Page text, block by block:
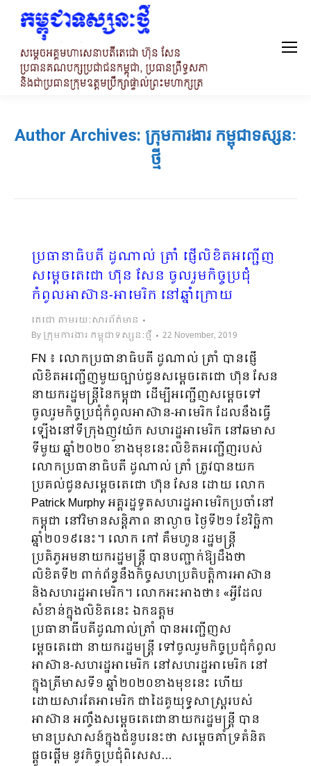
Author Archives: ក្រុមការងារ កម្ពុជាទស្សនៈ
ថ្មី
ប្រធានាធិបតី ដូណាល់ ត្រាំ ផ្ញើលិខិតអញ្ជើញ
សម្តេចតេជោ ហ៊ុន សែន ចូលរួមកិច្ចប្រជុំ
កំពូលអាស៊ាន-អាមេរិក នៅឆ្នាំក្រោយ
តេជោ តាមរយៈសារព័ត៌មាន
By ក្រុមការងារ កម្ពុជាទស្សនៈថ្មី 22 November, 2019
FN ៖ លោកប្រធានាធិបតី ដូណាល់ ត្រាំ បានផ្ញើ
លិខិតអញ្ជើញមួយច្បាប់ជូនសម្តេចតេជោ ហ៊ុន សែន
នាយករដ្ឋមន្រ្តីនៃកម្ពុជា ដើម្បីអញ្ជើញសម្តេចទៅ
ចូលរួមកិច្ចប្រជុំកំពូលអាស៊ាន-អាមេរិក ដែលនឹងធ្វើ
ឡើងនៅទីក្រុងញូវយ៉ក សហរដ្ឋអាមេរិក នៅឆមាស
ទីមួយ ឆ្នាំ២០២០ ខាងមុខនេះលិខិតអញ្ជើញរបស់
លោកប្រធានាធិបតី ដូណាល់ ត្រាំ ត្រូវបានយក
ប្រគល់ជូនសម្តេចតេជោ ហ៊ុន សែន ដោយ លោក
Patrick Murphy អគ្គរដ្ឋទូតសហរដ្ឋអាមេរិកប្រចាំនៅ
កម្ពុជា នៅវិមានសន្តិភាព នាល្ងាច ថ្ងៃទី២១ ខែវិច្ឆិកា
ឆ្នាំ២០១៩នេះ។ លោក កៅ គឹមហួន រដ្ឋមន្ដ្រី
ប្រតិភូអមនាយករដ្ឋមន្ដ្រី បានបញ្ជាក់ឱ្យដឹងថា
លិខិតទី២ ពាក់ព័ន្ធនឹងកិច្ចសហប្រតិបត្តិការអាស៊ាន
និងសហរដ្ឋអាមេរិក។ លោកអះអាងថា៖ «អ្វីដែល
សំខាន់ក្នុងលិខិតនេះ ឯកឧត្តម
ប្រធានាធីបតីដូណាល់ត្រាំ បានអញ្ជើញស
ម្តេចតេជោ នាយករដ្ឋមន្រ្តី ទៅចូលរួមកិច្ចប្រជុំកំពូល
អាស៊ាន-សហរដ្ឋអាមេរិក នៅសហរដ្ឋអាមេរិក នៅ
ក្នុងត្រីមាសទី១ ឆ្នាំ២០២០ខាងមុខនេះ ហើយ
ដោយសារតែអាមេរិក ជាដៃគូយុទ្ធសាស្រ្តរបស់
អាស៊ាន អញ្ចឹងសម្តេចតេជោនាយករដ្ឋមន្រ្តី បាន
មានប្រសាសន៍ក្នុងជំនួបនេះថា សម្តេចគាំទ្រគំនិត
ផ្តួចផ្តើម នូវកិច្ចប្រជុំពិសេស…